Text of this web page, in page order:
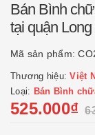
Bán Bình
tại quận
Mã sản phẩm:
Thương hiệu:Việt
Loại: Bán Bình
525.000₫